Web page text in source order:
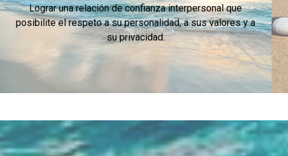
Lograr una relación de confianza interpersonal que
posibilite el respeto a su personalidad, a sus valores y a
su privacidad.